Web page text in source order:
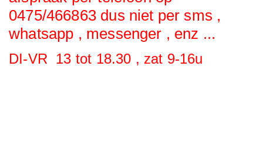
0475/466863 dus niet per sms ,
whatsapp , messenger , enz ...
DI-VR 13 tot 18.30 , zat 9-16u